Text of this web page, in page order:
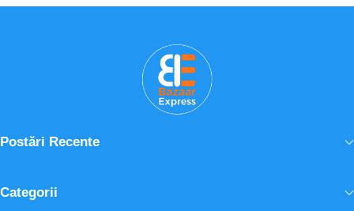
Postări Recente
Categorii